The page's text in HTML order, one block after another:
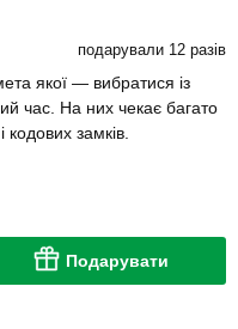
подарували 12 разів
якої — вибратися із
час. На них чекає багато
замків.
Подарувати